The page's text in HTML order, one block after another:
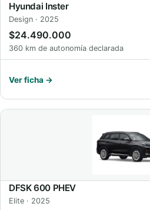
Hyundai Inster
Design · 2025
$24.490.000
360 km de autonomía declarada
Ver ficha →
DFSK 600 PHEV
Elite · 2025